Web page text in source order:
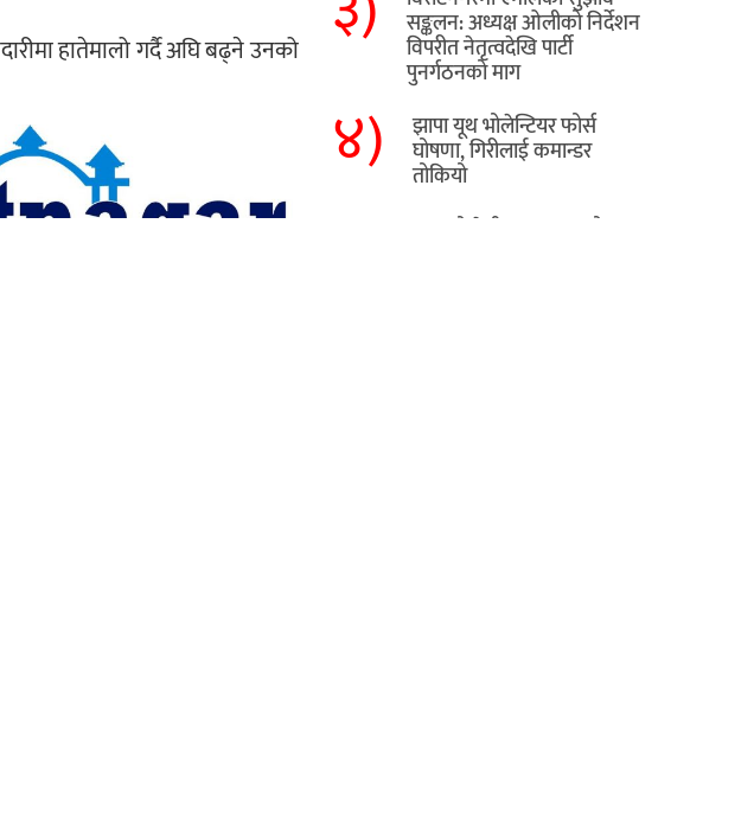
हातेमालो गर्दै अघि बढ्ने उनको
सङ्कलन: अध्यक्ष ओलीको निर्देशन
विपरीत नेतृत्वदेखि पार्टी
पुनर्गठनको माग
४) झापा यूथ भोलेन्टियर फोर्स
घोषणा, गिरीलाई कमान्डर
तोकियो
​झापाको मेचीनगरमा ट्रकको